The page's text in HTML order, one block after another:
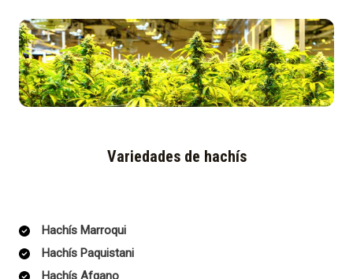
Variedades de hachís
Hachís Marroqui
Hachís Paquistani